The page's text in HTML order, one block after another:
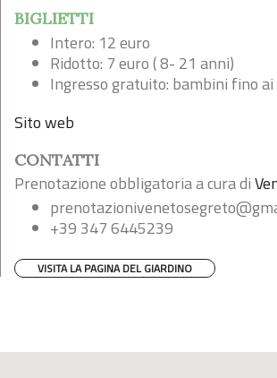
BIGLIETTI
Intero: 12 euro
Ridotto: 7 euro ( 8- 21 anni)
Ingresso gratuito: bambini fino
Sito web
CONTATTI
Prenotazione obbligatoria a cura di
+39 347 6445239
VISITA LA PAGINA DEL GIARDINO